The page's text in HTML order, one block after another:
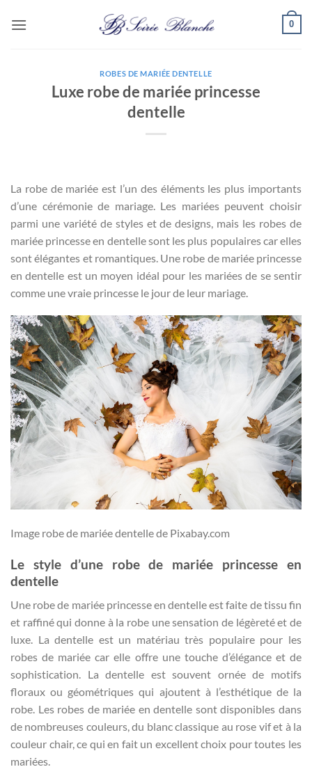
0
ROBES DE MARIÉE DENTELLE
Luxe robe de mariée princesse
dentelle
La robe de mariée est l’un des éléments les plus importants
d’une cérémonie de mariage. Les mariées peuvent choisir
parmi une variété de styles et de designs, mais les robes de
mariée princesse en dentelle sont les plus populaires car elles
sont élégantes et romantiques. Une robe de mariée princesse
en dentelle est un moyen idéal pour les mariées de se sentir
comme une vraie princesse le jour de leur mariage.
Image robe de mariée dentelle de Pixabay.com
Le style d’une robe de mariée princesse en
dentelle
Une robe de mariée princesse en dentelle est faite de tissu fin
et raffiné qui donne à la robe une sensation de légèreté et de
luxe. La dentelle est un matériau très populaire pour les
robes de mariée car elle offre une touche d’élégance et de
sophistication. La dentelle est souvent ornée de motifs
floraux ou géométriques qui ajoutent à l’esthétique de la
robe. Les robes de mariée en dentelle sont disponibles dans
de nombreuses couleurs, du blanc classique au rose vif et à la
couleur chair, ce qui en fait un excellent choix pour toutes les
mariées.